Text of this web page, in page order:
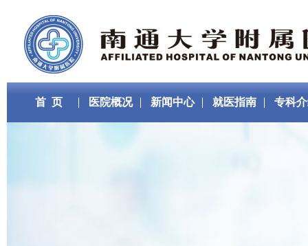
首 页 医院概况 新闻中心 就医指南 专科